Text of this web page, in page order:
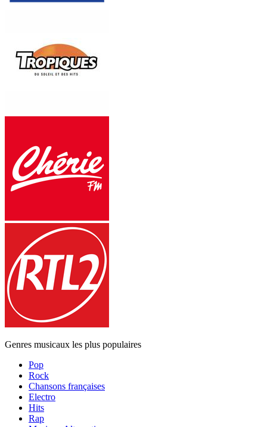
Genres musicaux les plus populaires
Pop
Rock
Chansons françaises
Electro
Hits
Rap